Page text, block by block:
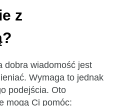
z
dobra wiadomość jest
Wymaga to jednak
podejścia. Oto
mogą Ci pomóc: